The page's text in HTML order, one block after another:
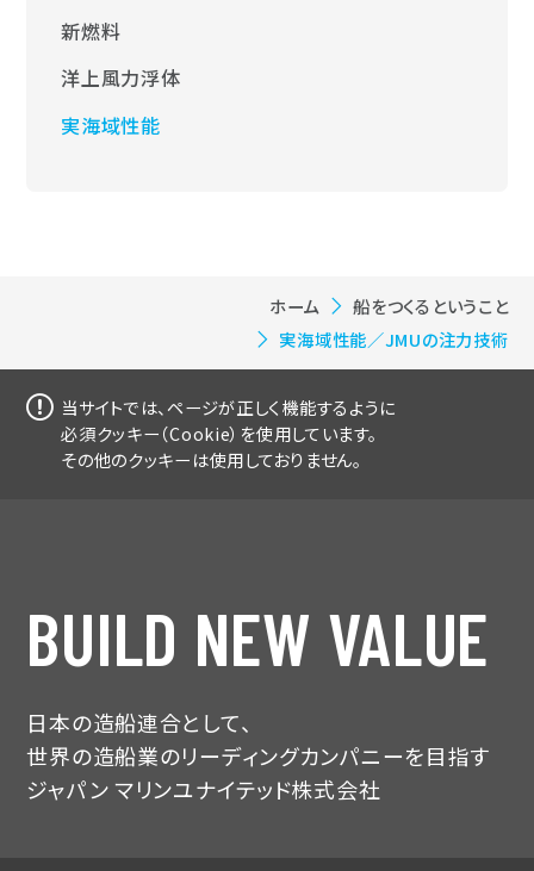
新燃料
洋上風力浮体
実海域性能
ホーム
船をつくるということ
実海域性能／JMUの注力技術
当サイトでは、ページが正しく機能するように
必須クッキー（Cookie）を使用しています。
その他のクッキーは使用しておりません。
BUILD NEW VALUE
日本の造船連合として、
世界の造船業のリーディングカンパニーを目指す
ジャパン マリンユナイテッド株式会社